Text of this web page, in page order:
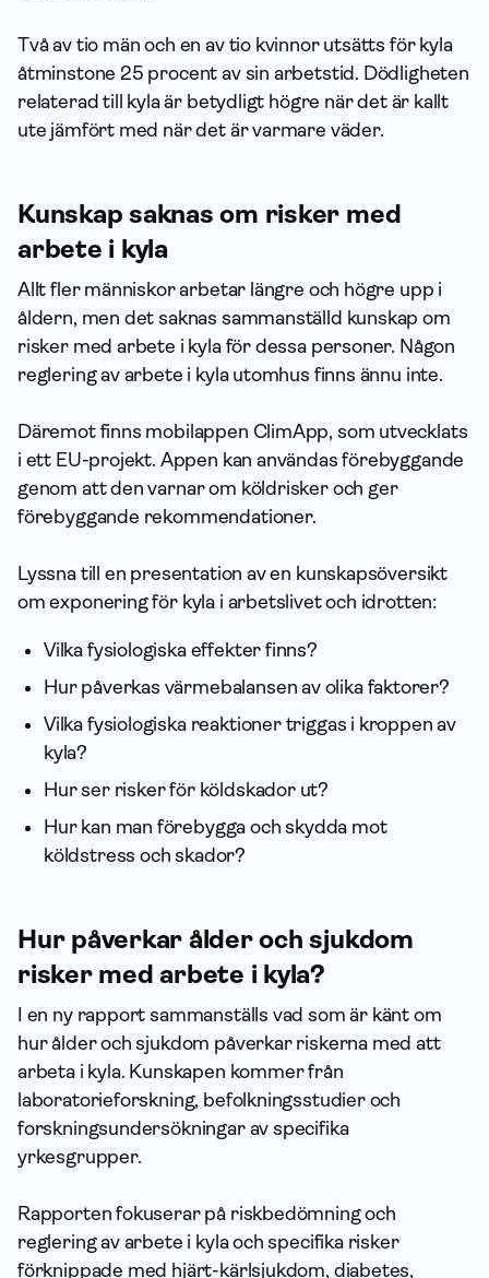
Två av tio män och en av tio kvinnor utsätts för kyla
åtminstone 25 procent av sin arbetstid. Dödligheten
relaterad till kyla är betydligt högre när det är kallt
ute jämfört med när det är varmare väder.
Kunskap saknas om risker med
arbete i kyla
Allt fler människor arbetar längre och högre upp i
åldern, men det saknas sammanställd kunskap om
risker med arbete i kyla för dessa personer. Någon
reglering av arbete i kyla utomhus finns ännu inte.
Däremot finns mobilappen ClimApp, som utvecklats
i ett EU-projekt. Appen kan användas förebyggande
genom att den varnar om köldrisker och ger
förebyggande rekommendationer.
Lyssna till en presentation av en kunskapsöversikt
om exponering för kyla i arbetslivet och idrotten:
Vilka fysiologiska effekter finns?
Hur påverkas värmebalansen av olika faktorer?
Vilka fysiologiska reaktioner triggas i kroppen av
kyla?
Hur ser risker för köldskador ut?
Hur kan man förebygga och skydda mot
köldstress och skador?
Hur påverkar ålder och sjukdom
risker med arbete i kyla?
I en ny rapport sammanställs vad som är känt om
hur ålder och sjukdom påverkar riskerna med att
arbeta i kyla. Kunskapen kommer från
laboratorieforskning, befolkningsstudier och
forskningsundersökningar av specifika
yrkesgrupper.
Rapporten fokuserar på riskbedömning och
reglering av arbete i kyla och specifika risker
förknippade med hjärt-kärlsjukdom, diabetes,